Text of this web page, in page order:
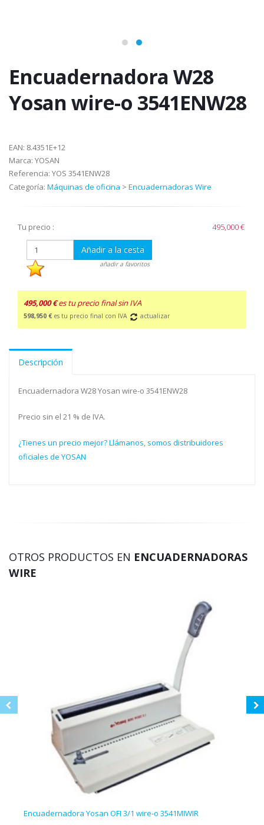
Encuadernadora W28
Yosan wire-o 3541ENW28
EAN: 8.4351E+12
Marca: YOSAN
Referencia: YOS 3541ENW28
Categoría: Máquinas de oficina > Encuadernadoras Wire
Tu precio : 495,000 €
Añadir a la cesta
añadir a favoritos
495,000 € es tu precio final sin IVA
598,950 € es tu precio final con IVA actualizar
Descripción
Encuadernadora W28 Yosan wire-o 3541ENW28
Precio sin el 21 % de IVA.
¿Tienes un precio mejor? Llámanos, somos distribuidores
oficiales de YOSAN
OTROS PRODUCTOS EN ENCUADERNADORAS
WIRE
Encuadernadora Yosan OFI 3/1 wire-o 3541MIWIR